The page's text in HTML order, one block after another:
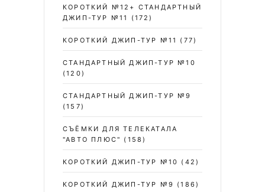
КОРОТКИЙ №12+ СТАНДАРТНЫЙ
ДЖИП-ТУР №11
(172)
КОРОТКИЙ ДЖИП-ТУР №11 (77)
СТАНДАРТНЫЙ ДЖИП-ТУР №10
(120)
СТАНДАРТНЫЙ ДЖИП-ТУР №9
(157)
СЪЁМКИ ДЛЯ ТЕЛЕКАТАЛА
"АВТО ПЛЮС" (158)
КОРОТКИЙ ДЖИП-ТУР №10 (42)
КОРОТКИЙ ДЖИП-ТУР №9 (186)